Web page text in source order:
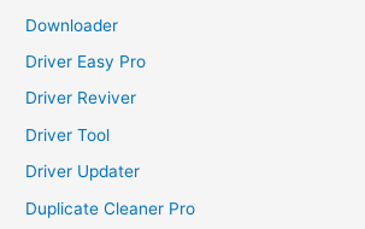
Downloader
Driver Easy Pro
Driver Reviver
Driver Tool
Driver Updater
Duplicate Cleaner Pro